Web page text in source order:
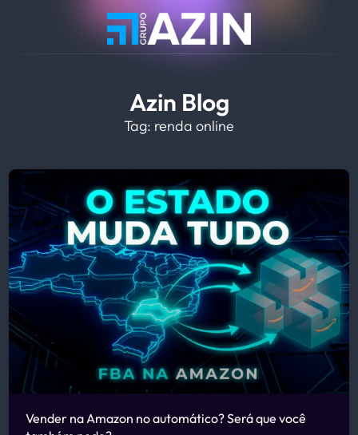
Azin Blog
Tag: renda online
Vender na Amazon no automático? Será que você